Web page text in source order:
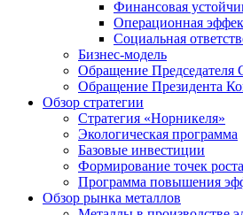
Финансовая
Операционная
Социальная
Бизнес-модель
Обращение Председателя
Обращение Президента
Обзор стратегии
Стратегия «Норникеля»
Экологическая программа
Базовые инвестиции
Формирование точек роста
Программа повышения
Обзор рынка металлов